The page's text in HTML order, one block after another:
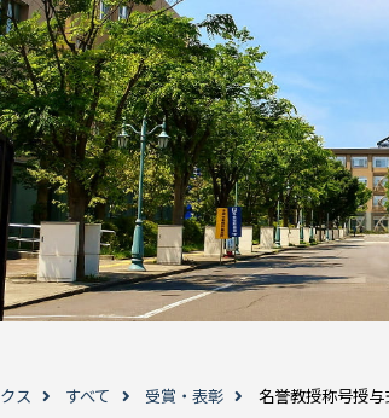
ス すべて 受賞・表彰 名誉教授称号授与